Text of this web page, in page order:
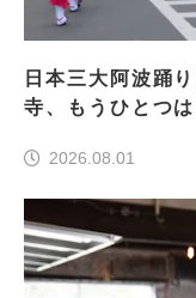
日本三大阿波踊
寺、もうひとつは
2026.08.01